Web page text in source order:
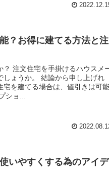
？お得に建てる方法と注
注文住宅を手掛けるハウスメ
から申し上げれ
宅を建てる場合は、値引きは可能
えばオプショ...
いやすくする為のアイデ